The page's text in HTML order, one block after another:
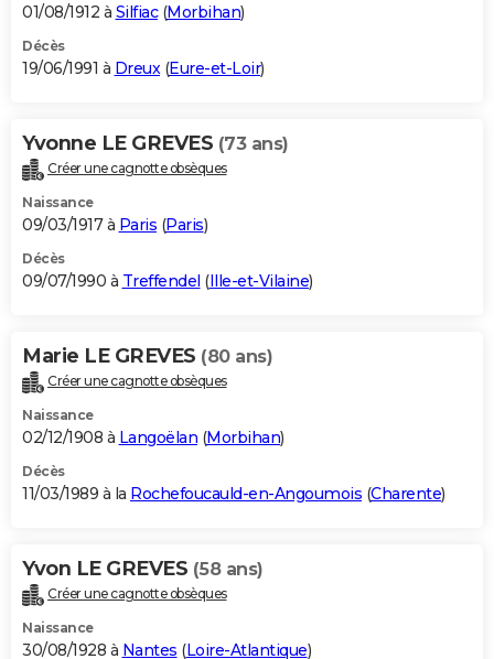
01/08/1912 à Silfiac(Morbihan)
Décès
19/06/1991 à Dreux(Eure-et-Loir)
Yvonne LE GREVES (73 ans)
Créer une cagnotte obsèques
Naissance
09/03/1917 à Paris (Paris)
Décès
09/07/1990 à Treffendel (Ille-et-Vilaine)
Marie LE GREVES (80 ans)
Créer une cagnotte obsèques
Naissance
02/12/1908 à Langoëlan (Morbihan)
Décès
11/03/1989 à la Rochefoucauld-en-Angoumois (Charente)
Yvon LE GREVES (58 ans)
Créer une cagnotte obsèques
Naissance
30/08/1928 à Nantes (Loire-Atlantique)